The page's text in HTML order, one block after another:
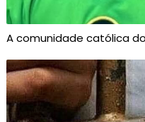
A comunidade católica